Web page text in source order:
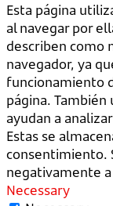
Esta página
al navegar por
describen como
navegador, ya
funcionamiento
página.
ayudan a
Estas se
consentimiento.
negativamente
Necessary